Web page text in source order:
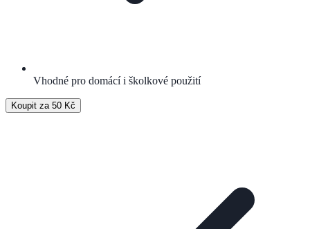
Vhodné pro domácí i školkové použití
Koupit za 50 Kč